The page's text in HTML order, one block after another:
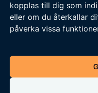
kopplas till dig som
eller om du återkallar
påverka vissa
papper, som var så
ens fanns, för att
stödja Stefan. Och
var ju egentligen
att det lät bra